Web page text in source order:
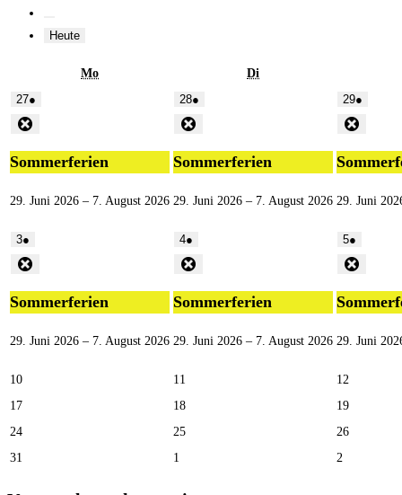
Heute
Mo
Di
27●
Sommerferien
29. Juni 2026 – 7. August 2026
28●
Sommerferien
29. Juni 2026 – 7. August 2026
29●
29. Juni
3●
Sommerferien
29. Juni 2026 – 7. August 2026
4●
Sommerferien
29. Juni 2026 – 7. August 2026
5●
29. Juni
10 11
12
17
18
19
24
25
26
31
1 2